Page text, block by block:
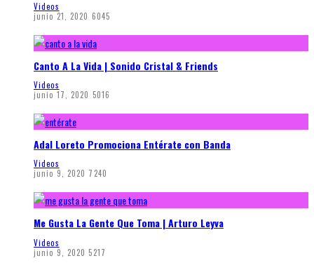
Videos
junio 21, 2020 6045
Canto A La Vida | Sonido Cristal & Friends
Videos
junio 17, 2020 5016
Adal Loreto Promociona Entérate con Banda
Videos
junio 9, 2020 7240
Me Gusta La Gente Que Toma | Arturo Leyva
Videos
junio 9, 2020 5217